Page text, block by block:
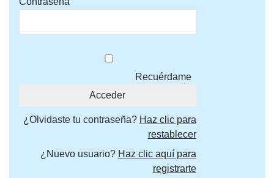
Recuérdame
¿Olvidaste tu contraseña? Haz clic para
restablecer
¿Nuevo usuario? Haz clic aquí para
registrarte